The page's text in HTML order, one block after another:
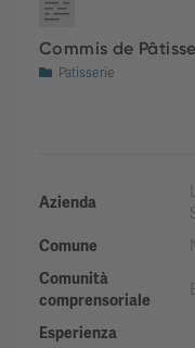
Commis de
Patisserie
Azienda
Comune
Comunità
comprensoriale
Esperienza